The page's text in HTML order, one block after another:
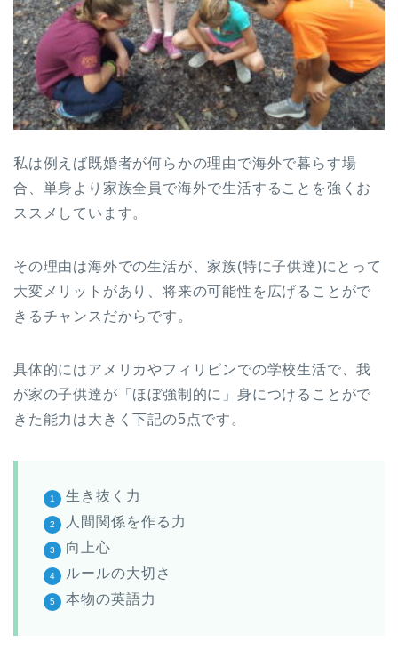
私は例えば既婚者が何らかの理由で海外で暮らす場
合、単身より家族全員で海外で生活することを強くお
ススメしています。
その理由は海外での生活が、家族(特に子供達)にとって
大変メリットがあり、将来の可能性を広げることがで
きるチャンスだからです。
具体的にはアメリカやフィリピンでの学校生活で、我
が家の子供達が「ほぼ強制的に」身につけることがで
きた能力は大きく下記の5点です。
生き抜く力
人間関係を作る力
向上心
ルールの大切さ
本物の英語力